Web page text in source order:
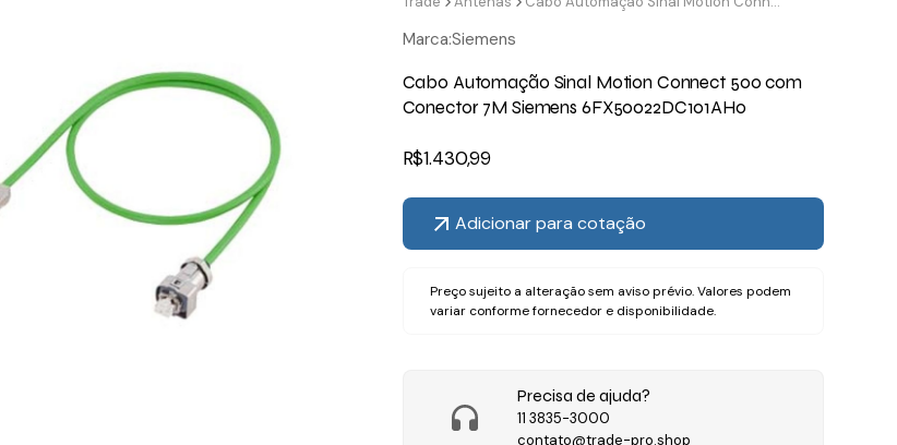
Marca:Siemens
Cabo Automação Sinal Motion Connect 500 com
Conector 7M Siemens 6FX50022DC101AH0
R$1.430,99
Adicionar para cotação
Preço sujeito a alteração sem aviso prévio. Valores podem
variar conforme fornecedor e disponibilidade.
Precisa de ajuda?
11 3835-3000
contato@trade-pro.shop